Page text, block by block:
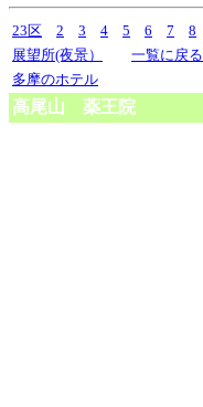
23区 2 3 4 5 6 7 8
展望所(夜景）
一覧に戻る
多摩のホテル
高尾山 薬王院